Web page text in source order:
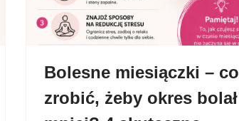
Bolesne miesiączki – co
zrobić, żeby okres bolał